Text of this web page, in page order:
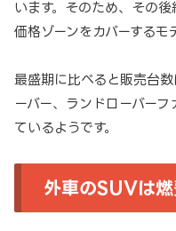
います。そのため、その
価格ゾーンをカバーするモ
最盛期に比べると販売台
ーバー、ランドローバー
ているようです。
外車のSUVは燃